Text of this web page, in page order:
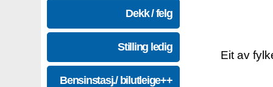
Dekk / felg
Stilling ledig
Bensinstasj./ bilutleige++
Eit av